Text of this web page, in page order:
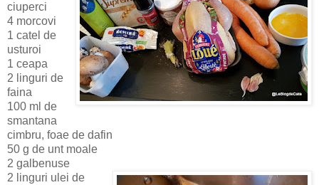
ciuperci
4 morcovi
1 catel de
usturoi
1 ceapa
2 linguri de
faina
100 ml de
smantana
cimbru, foae de dafin
50 g de unt moale
2 galbenuse
2 linguri ulei de